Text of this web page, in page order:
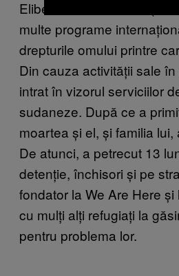
Eliberare a Sudanului
multe programe
drepturile omului printre
Din cauza activității sale
intrat în vizorul serviciilor
sudaneze. După ce a
moartea și el, și familia
De atunci, a petrecut 13
detenție, închisori și pe
fondator la We Are Here
cu mulți alți refugiați la
pentru problema lor.